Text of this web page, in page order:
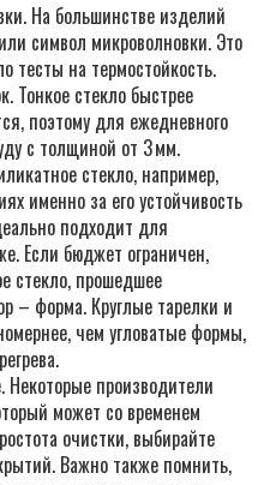
На большинстве изделий
символ микроволновки. Это
тесты на термостойкость.
Тонкое стекло быстрее
поэтому для ежедневного
с толщиной от 3 мм.
стекло, например,
именно за его устойчивость
подходит для
Если бюджет ограничен,
стекло, прошедшее
– форма. Круглые тарелки и
чем угловатые формы,
производители
может со временем
очистки, выбирайте
Важно также помнить,